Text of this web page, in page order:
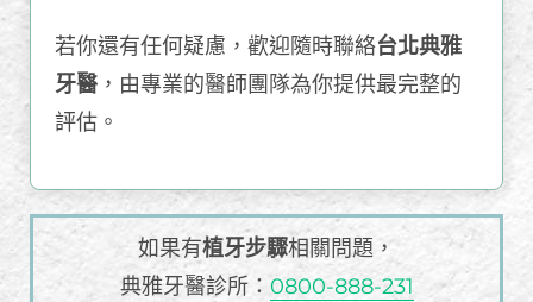
若你還有任何疑慮，歡迎隨時聯絡台北典雅
牙醫 ，由專業的醫師團隊為你提供最完整的
評估。
如果有植牙步驟相關問題，
典雅牙醫診所： 0800-888-231